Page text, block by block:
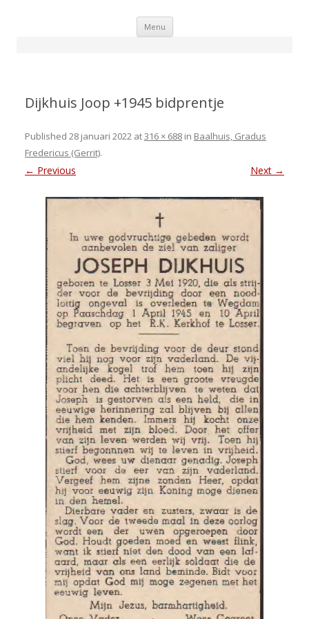
Menu Skip
Dijkhuis Joop +1945 bidprentje
Published 28 januari 2022 at316 × 688 in Baalhuis, Gradus
Fredericus (Gerrit).
← Previous Next →